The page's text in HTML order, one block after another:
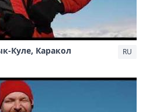
Куле, Каракол
RU